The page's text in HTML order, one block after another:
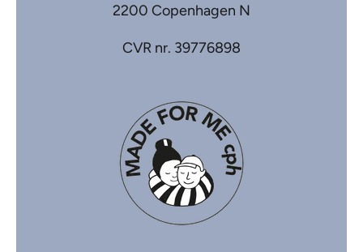
2200 Copenhagen N
CVR nr. 39776898